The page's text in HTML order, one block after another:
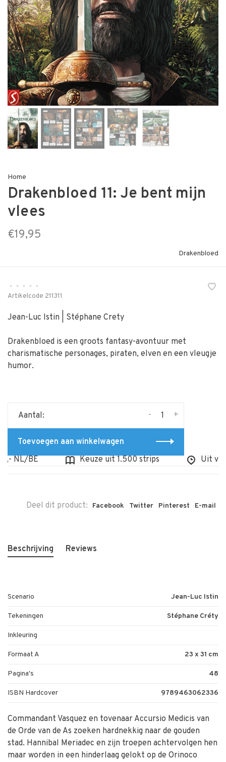
Home
Drakenbloed 11: Je bent mijn
vlees
€19,95
Drakenbloed
• • • •
•
Artikelcode 211311
Jean-Luc Istin | Stéphane Crety
Drakenbloed is een groots fantasy-avontuur met
charismatische personages, piraten, elven en een vleugje
humor.
Aantal: +
-
Toevoegen aan winkelwagen
NL/BE
Keuze uit 1.500 strips Uit
Deel dit product: Facebook Twitter Pinterest E-mail
Beschrijving Reviews
Scenario Jean-Luc Istin
Tekeningen Stéphane Créty
Inkleuring
Formaat A 23 x 31 cm
Pagina's 48
ISBN Hardcover 9789463062336
Commandant Vasquez en tovenaar Accursio Medicis van
de Orde van de As zoeken hardnekkig naar de gouden
stad. Hannibal Meriadec en zijn troepen achtervolgen hen
maar worden in een hinderlaag gelokt op de Orinoco